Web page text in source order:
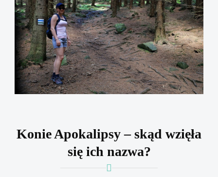
Konie Apokalipsy – skąd wzięła
się ich nazwa?